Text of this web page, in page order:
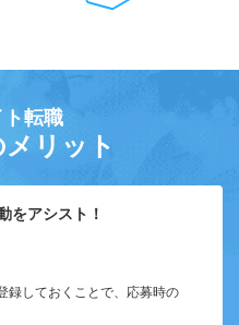
ト転職
リット
をアシスト！
録しておくことで、応募時の